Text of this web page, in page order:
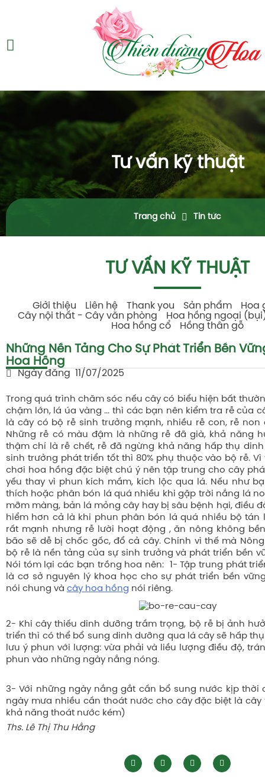
Tư vấn kỹ thuật
Trang chủ Tin tức
TƯ VẤN KỸ THUẬT
Giới thiệu Liên hệ Thank you Sản phẩm
Hoa
Cây nội thất - Cây văn phòng
Hoa hồng ngoại
Hoa hồng cổ
Hồng thân gỗ
Những Nền Tảng Cho Sự Phát Triển Bền
Hoa Hồng
Ngày đăng 11/07/2025
Trong quá trình chăm sóc nếu cây có biểu hiện bất
chậm lớn, lá úa vàng ... thì các bạn nên kiểm tra rễ của
là cây có bộ rễ sinh trưởng mạnh, nhiều rễ con, rễ non
Những rễ có màu đậm là những rễ đã già, khả năng
thậm chí là rễ chết, rễ đã ngừng khả năng hấp thụ
sinh trưởng phát triển tốt thì 80% phụ thuộc vào bộ rễ.
chơi hoa hồng đặc biệt chú ý nên tập trung cho cây
yếu thay vì phun kích mầm, kích lộc qua lá. Nếu như
thích hoặc phân bón lá quá nhiều khi gặp trời nắng lá
mỡm màng, bản lá mỏng cây hay bị sâu bệnh hại, điều
hiểm hơn cả là khi phun phân bón lá quá nhiều bộ tán
rất mạnh nhưng rễ lười hoạt động , ăn nông không
bão sẽ dễ bị chốc gốc, đổ cả cây. Chính vì thế mà
bộ rễ là nền tảng của sự sinh trưởng và phát triển bền
Nói tóm lại các bạn trồng hoa nên: 1- Tập trung phát
là cơ sở nguyên lý khoa học cho sự phát triển bền
nói chung và cây hoa hồng nói riêng.
2- Khi cây thiếu dinh dưỡng trầm trọng, bộ rễ bị ảnh
triển thì có thể bổ sung dinh dưỡng qua lá cây sẽ hấp
lưu ý phun với lượng: vừa phải và liều lượng điều độ,
phun vào những ngày nắng nóng.
3- Với những ngày nắng gắt cần bổ sung nước kịp thời
ngày mưa nhiều cần thoát nước cho cây đặc biệt là
khả năng thoát nước kém)
Ths. Lê Thị Thu Hằng